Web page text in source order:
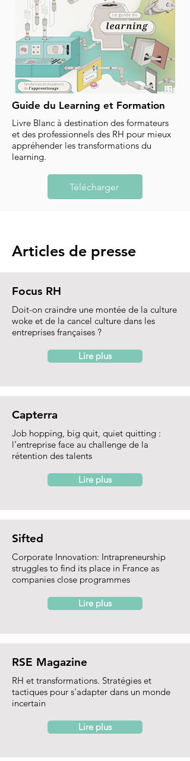
Guide du Learning et Formation
Livre Blanc à destination des formateurs
et des professionnels des RH pour mieux
appréhender les transformations du
learning.
Télécharger
Articles de presse
Focus RH
Doit-on craindre une montée de la culture
woke et de la cancel culture dans les
entreprises françaises ?
Lire plus
Capterra
Job hopping, big quit, quiet quitting :
l’entreprise face au challenge de la
rétention des talents
Lire plus
Sifted
Corporate Innovation: Intrapreneurship
struggles to find its place in France as
companies close programmes
Lire plus
RSE Magazine
RH et transformations. Stratégies et
tactiques pour s'adapter dans un monde
incertain
Lire plus